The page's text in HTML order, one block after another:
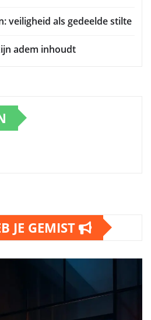
veiligheid als gedeelde stilte
adem inhoudt
JE GEMIST